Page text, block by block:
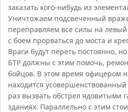
заказать кого-нибудь из
Уничтожаем подсвеченный
переправляем все силы на
с боем прорваться до моста и
Враги будут переть постоянно,
БТР должны с этим помочь,
бойцов. В этом время офицером
находится усовершенствованный
раз вызвать обстрел ядовитыми
зданиях. Параллельно с этим